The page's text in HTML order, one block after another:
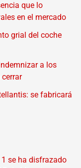
que lo
en el mercado
grial del coche
a los
se fabricará
se ha disfrazado